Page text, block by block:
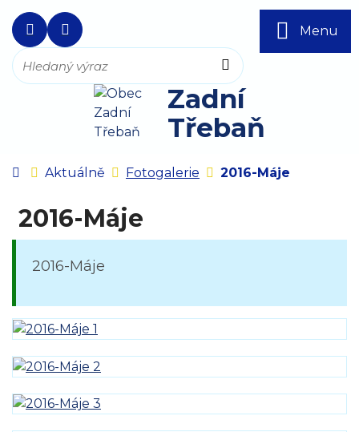
Zadní
Třebaň
+420 257 721 399
ou@zadnitreban.cz
Hledat
Menu
Úvodní stránka
Aktuálně Fotogalerie 2016-Máje
2016-Máje
2016-Máje